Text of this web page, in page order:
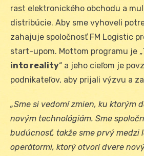
rast elektronického obchodu a
distribúcie. Aby sme vyhoveli
zahajuje spoločnosť FM Logistic
start-upom. Mottom programu je „
into reality“ a jeho cieľom je
podnikateľov, aby prijali výzvu a
„Sme si vedomí zmien, ku ktorým
novým technológiám. Sme
budúcnosť, takže sme prvý medzi
operátormi, ktorý otvorí dvere